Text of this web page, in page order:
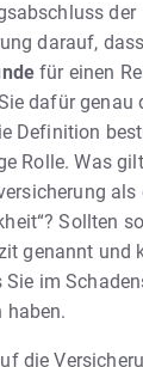
der
darauf,
für einen
dafür genau
Definition
Rolle. Was
als
Sollten
genannt und
Sie im
haben.
die